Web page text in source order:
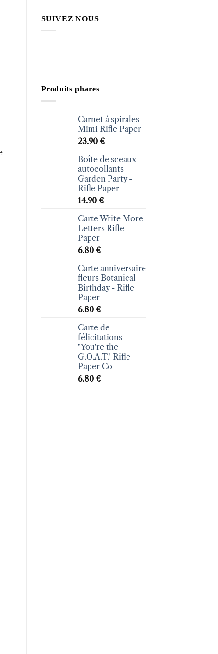
SUIVEZ NOUS
Produits phares
Carnet à spirales
Mimi Rifle Paper
23.90 €
Boîte de sceaux
autocollants
Garden Party -
Rifle Paper
14.90 €
Carte Write More
Letters Rifle
Paper
6.80 €
Carte anniversaire
fleurs Botanical
Birthday - Rifle
Paper
6.80 €
Carte de
félicitations
"You're the
G.O.A.T." Rifle
Paper Co
6.80 €